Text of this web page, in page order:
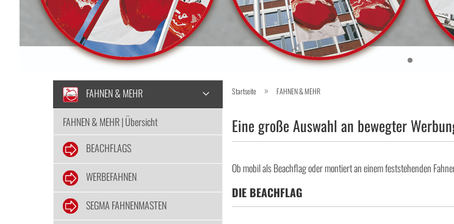
Startseite » FAHNEN & MEHR
Eine große Auswahl an bewegter
Ob mobil als Beachflag oder montiert an einem feststehenden
DIE BEACHFLAG
FAHNEN & MEHR
FAHNEN & MEHR | Übersicht
BEACHFLAGS
WERBEFAHNEN
SEGMA FAHNENMASTEN